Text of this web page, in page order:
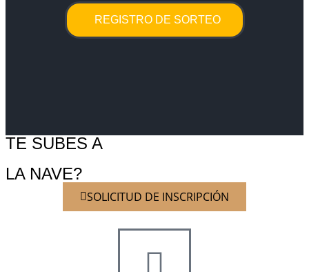
REGISTRO DE SORTEO
TE SUBES A
LA NAVE?
SOLICITUD DE INSCRIPCIÓN